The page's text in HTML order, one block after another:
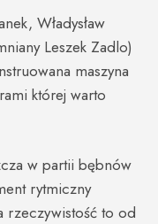
Władysław
Leszek Zadlo)
maszyna
której warto
w partii bębnów
rytmiczny
rzeczywistość to od